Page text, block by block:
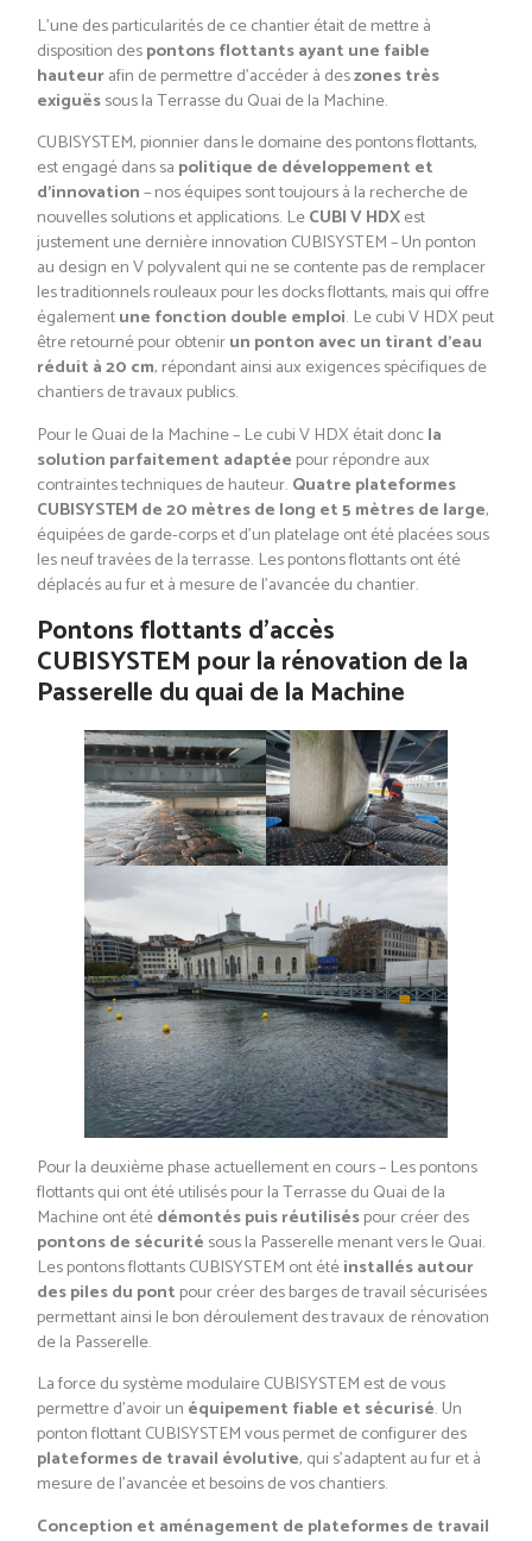
L’une des particularités de ce chantier était de mettre à
disposition despontons flottants ayant une faible
hauteurafin de permettre d’accéder à deszones très
exiguëssous la Terrasse du Quai de la Machine.
CUBISYSTEM, pionnier dans le domaine des pontons flottants,
est engagé dans sa politique de développement et
d’innovation– nos équipes sont toujours à la recherche de
nouvelles solutions et applications. LeCUBI V HDXest
justement une dernière innovation CUBISYSTEM – Un ponton
au design en V polyvalent qui ne se contente pas de remplacer
les traditionnels rouleaux pour les docks flottants, mais qui offre
égalementune fonction double emploi. Le cubi V HDX peut
être retourné pour obtenirun ponton avec un tirant d’eau
réduit à 20 cm, répondant ainsi aux exigences spécifiques de
chantiers de travaux publics.
Pour le Quai de la Machine – Le cubi V HDX était doncla
solution parfaitement adaptée pour répondre aux
contraintes techniques de hauteur. Quatre plateformes
CUBISYSTEM de 20 mètres de long et 5 mètres de large,
équipées de garde-corps et d’un platelage ont été placées sous
les neuf travées de la terrasse. Les pontons flottants ont été
déplacés au fur et à mesure de l’avancée du chantier.
Pontons flottants d’accès
CUBISYSTEM pour la rénovation de la
Passerelle du quai de la Machine
Pour la deuxième phase actuellement en cours – Les pontons
flottants qui ont été utilisés pour la Terrasse du Quai de la
Machine ont étédémontés puis réutiliséspour créer des
pontons de sécurité sous la Passerelle menant vers le Quai.
Les pontons flottants CUBISYSTEM ont étéinstallés autour
des piles du pont pour créer des barges de travail sécurisées
permettant ainsi le bon déroulement des travaux de rénovation
de la Passerelle.
La force du système modulaire CUBISYSTEM est de vous
permettre d’avoir un équipement fiable et sécurisé. Un
ponton flottant CUBISYSTEM vous permet de configurer des
plateformes de travail évolutive, qui s’adaptent au fur et à
mesure de l’avancée et besoins de vos chantiers.
Conception et aménagement de plateformes de travail